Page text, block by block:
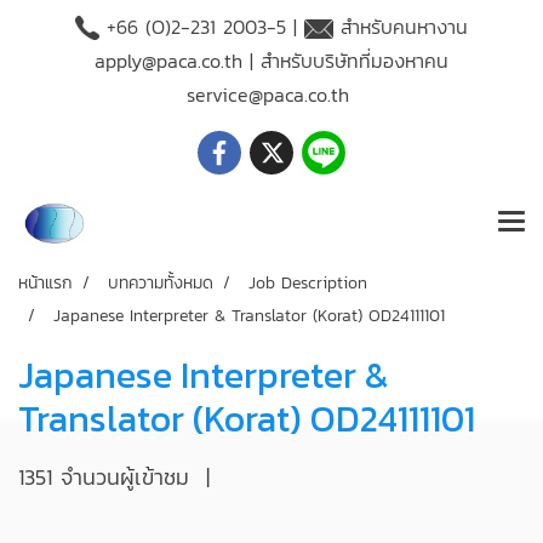
+66 (O)2-231 2003-5 |
สำหรับคนหางาน
apply@paca.co.th | สำหรับบริษัทที่มองหาคน
service@paca.co.th
หน้าแรก บทความทั้งหมด
Job Description
Japanese Interpreter & Translator (Korat) OD24111101
Japanese Interpreter &
Translator (Korat) OD24111101
1351 จำนวนผู้เข้าชม |